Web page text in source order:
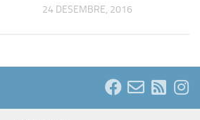
24 DESEMBRE, 2016